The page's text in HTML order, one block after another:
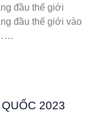
đầu thế giới
đầu thế giới vào
2023